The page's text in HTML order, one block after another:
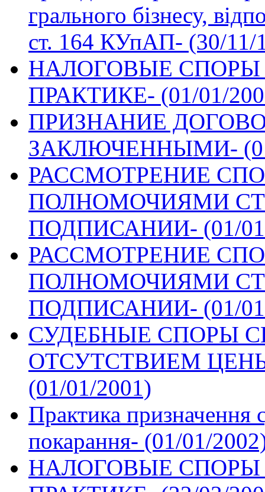
грального бізнесу,
ст. 164 КУпАП- (30/11/
НАЛОГОВЫЕ СПОРЫ
ПРАКТИКЕ- (01/01/
ПРИЗНАНИЕ
ЗАКЛЮЧЕННЫМИ-
РАССМОТРЕНИЕ
ПОЛНОМОЧИЯМИ
ПОДПИСАНИИ- (01/
РАССМОТРЕНИЕ
ПОЛНОМОЧИЯМИ
ПОДПИСАНИИ- (01/
СУДЕБНЫЕ СПОРЫ
ОТСУТСТВИЕМ
(01/01/2001)
Практика призначення
покарання- (01/01/
НАЛОГОВЫЕ СПОРЫ